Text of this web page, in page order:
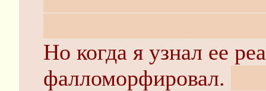
Но когда я узнал ее
фалломорфировал.